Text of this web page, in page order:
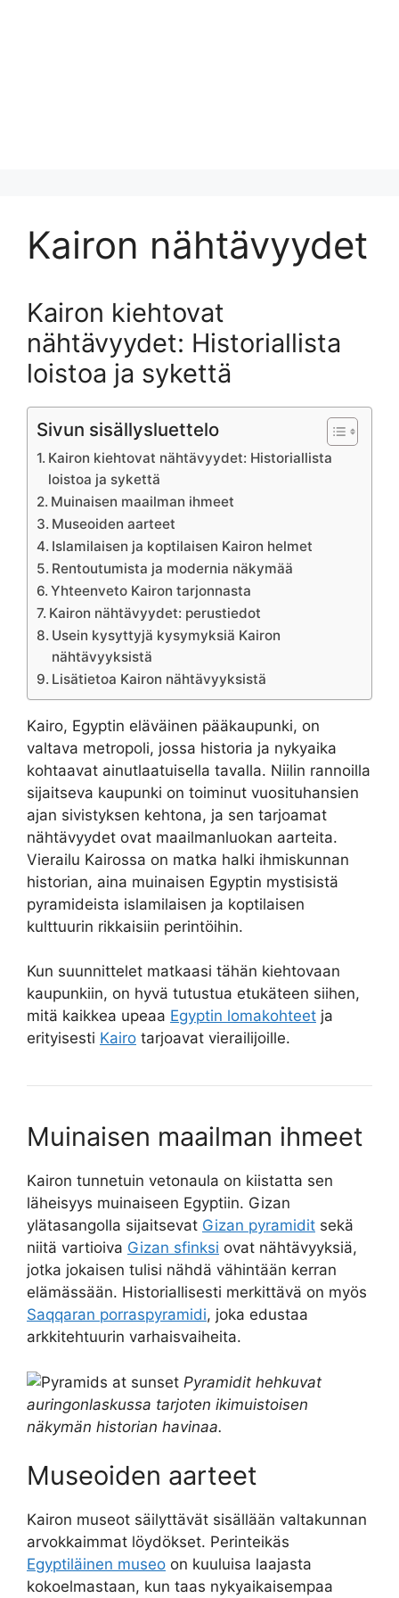
Kairon nähtävyydet
Kairon kiehtovat
nähtävyydet: Historiallista
loistoa ja sykettä
Sivun sisällysluettelo
Kairon kiehtovat nähtävyydet: Historiallista
loistoa ja sykettä
Muinaisen maailman ihmeet
Museoiden aarteet
Islamilaisen ja koptilaisen Kairon helmet
Rentoutumista ja modernia näkymää
Yhteenveto Kairon tarjonnasta
Kairon nähtävyydet: perustiedot
Usein kysyttyjä kysymyksiä Kairon
nähtävyyksistä
Lisätietoa Kairon nähtävyyksistä
Kairo, Egyptin eläväinen pääkaupunki, on
valtava metropoli, jossa historia ja nykyaika
kohtaavat ainutlaatuisella tavalla. Niilin rannoilla
sijaitseva kaupunki on toiminut vuosituhansien
ajan sivistyksen kehtona, ja sen tarjoamat
nähtävyydet ovat maailmanluokan aarteita.
Vierailu Kairossa on matka halki ihmiskunnan
historian, aina muinaisen Egyptin mystisistä
pyramideista islamilaisen ja koptilaisen
kulttuurin rikkaisiin perintöihin.
Kun suunnittelet matkaasi tähän kiehtovaan
kaupunkiin, on hyvä tutustua etukäteen siihen,
mitä kaikkea upeaa Egyptin lomakohteet ja
erityisesti Kairo tarjoavat vierailijoille.
Muinaisen maailman ihmeet
Kairon tunnetuin vetonaula on kiistatta sen
läheisyys muinaiseen Egyptiin. Gizan
ylätasangolla sijaitsevat Gizan pyramidit sekä
niitä vartioiva Gizan sfinksi ovat nähtävyyksiä,
jotka jokaisen tulisi nähdä vähintään kerran
elämässään. Historiallisesti merkittävä on myös
Saqqaran porraspyramidi, joka edustaa
arkkitehtuurin varhaisvaiheita.
Pyramidit hehkuvat
auringonlaskussa tarjoten ikimuistoisen
näkymän historian havinaa.
Museoiden aarteet
Kairon museot säilyttävät sisällään valtakunnan
arvokkaimmat löydökset. Perinteikäs
Egyptiläinen museo on kuuluisa laajasta
kokoelmastaan, kun taas nykyaikaisempaa